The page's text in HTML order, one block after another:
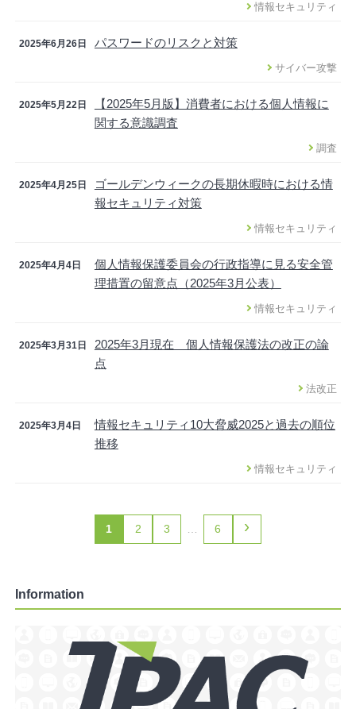
情報セキュリティ
2025年6月26日 パスワードのリスクと対策
サイバー攻撃
2025年5月22日
【2025年5月版】消費者における個人情報に
関する意識調査
調査
2025年4月25日
ゴールデンウィークの長期休暇時における情
報セキュリティ対策
情報セキュリティ
2025年4月4日
個人情報保護委員会の行政指導に見る安全管
理措置の留意点（2025年3月公表）
情報セキュリティ
2025年3月31日
2025年3月現在 個人情報保護法の改正の論
点
法改正
2025年3月4日
情報セキュリティ10大脅威2025と過去の順位
推移
情報セキュリティ
1 2 3 … 6 ›
Information